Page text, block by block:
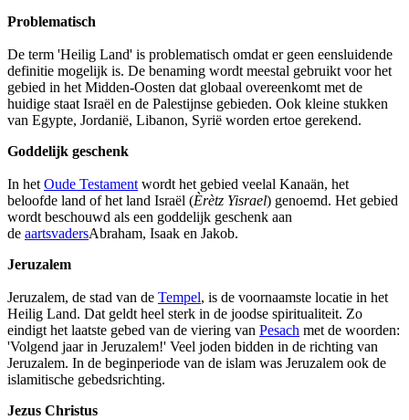
Problematisch
De term 'Heilig Land' is problematisch omdat er geen eensluidende
definitie mogelijk is. De benaming wordt meestal gebruikt voor het
gebied in het Midden-Oosten dat globaal overeenkomt met de
huidige staat Israël en de Palestijnse gebieden. Ook kleine stukken
van Egypte, Jordanië, Libanon, Syrië worden ertoe gerekend.
Goddelijk geschenk
In het Oude Testament wordt het gebied veelal Kanaän, het
beloofde land of het land Israël (Èrètz Yisrael) genoemd. Het gebied
wordt beschouwd als een goddelijk geschenk aan
de aartsvadersAbraham, Isaak en Jakob.
Jeruzalem
Jeruzalem, de stad van de Tempel, is de voornaamste locatie in het
Heilig Land. Dat geldt heel sterk in de joodse spiritualiteit. Zo
eindigt het laatste gebed van de viering van Pesach met de woorden:
'Volgend jaar in Jeruzalem!' Veel joden bidden in de richting van
Jeruzalem. In de beginperiode van de islam was Jeruzalem ook de
islamitische gebedsrichting.
Jezus Christus